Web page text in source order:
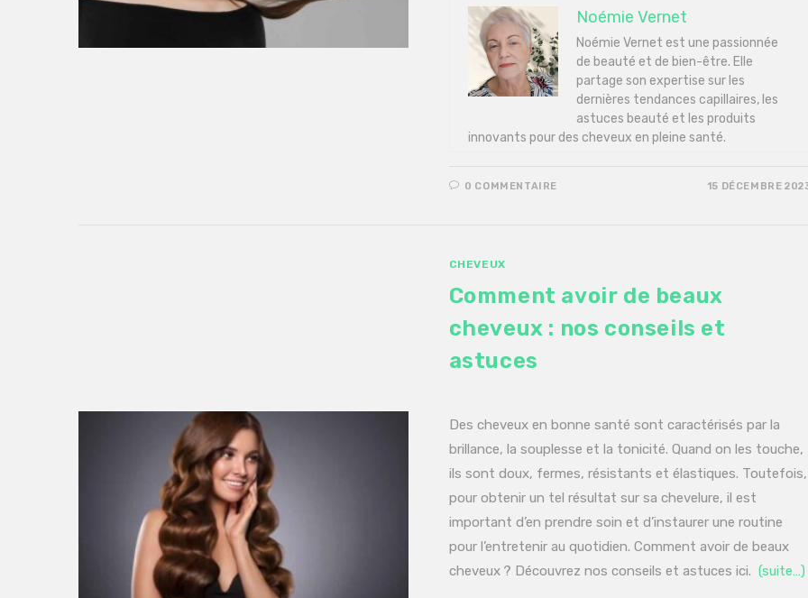
Noémie Vernet
Noémie Vernet est une passionnée
de beauté et de bien-être. Elle
partage son expertise sur les
dernières tendances capillaires, les
astuces beauté et les produits
innovants pour des cheveux en pleine santé.
0 COMMENTAIRE 15 DÉCEMBRE
CHEVEUX
Comment avoir de beaux
cheveux : nos conseils et
astuces
Des cheveux en bonne santé sont caractérisés par la
brillance, la souplesse et la tonicité. Quand on les touche,
ils sont doux, fermes, résistants et élastiques. Toutefois,
pour obtenir un tel résultat sur sa chevelure, il est
important d’en prendre soin et d’instaurer une routine
pour l’entretenir au quotidien. Comment avoir de beaux
cheveux ? Découvrez nos conseils et astuces ici. (suite…)